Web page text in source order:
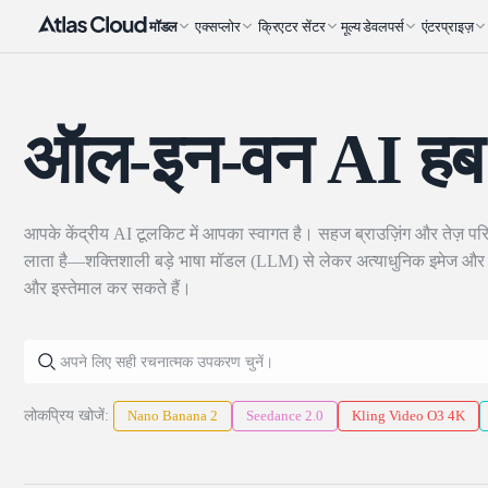
मॉडल एक्सप्लोर क्रिएटर सेंटर मूल्यडेवलपर्स एंटरप्राइज़
ऑल-इन-वन AI हब
आपके केंद्रीय AI टूलकिट में आपका स्वागत है। सहज ब्राउज़िंग और तेज़
लाता है—शक्तिशाली बड़े भाषा मॉडल (LLM) से लेकर अत्याधुनिक इमेज
और इस्तेमाल कर सकते हैं।
लोकप्रिय खोजें: Nano Banana 2 Seedance 2.0 Kling Video O3 4K